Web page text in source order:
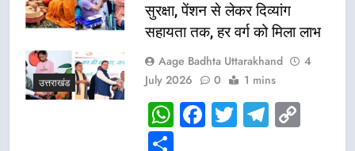
उत्तराखंड
सुरक्षा, पेंशन से लेकर दिव्यांग
सहायता तक, हर वर्ग को मिला लाभ
Aage Badhta Uttarakhand
4
July 2026
0 1 mins
WhatsApp
Facebook
Twitter
Share